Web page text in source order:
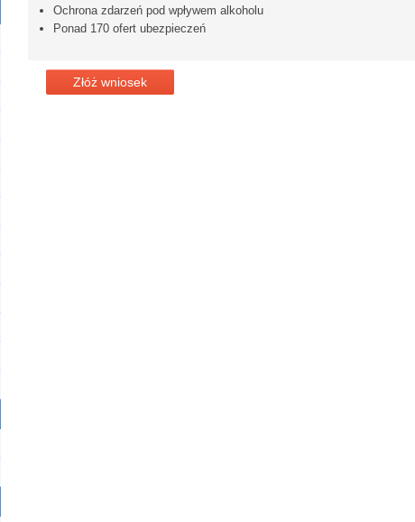
Ochrona zdarzeń pod wpływem alkoholu
Ponad 170 ofert ubezpieczeń
Złóż wniosek